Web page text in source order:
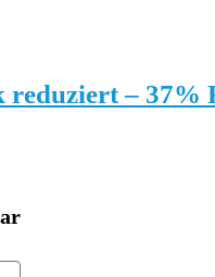
reduziert – 37%